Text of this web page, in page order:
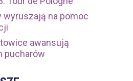
wyruszają na pomoc
awansują
pucharów